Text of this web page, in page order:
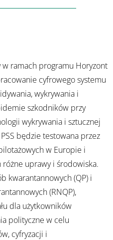
w ramach programu Horyzont
cyfrowego systemu
wykrywania i
szkodników przy
wykrywania i sztucznej
będzie testowana przez
w Europie i
uprawy i środowiska.
kwarantannowych (QP) i
(RNQP),
dla użytkowników
polityczne w celu
cyfryzacji i